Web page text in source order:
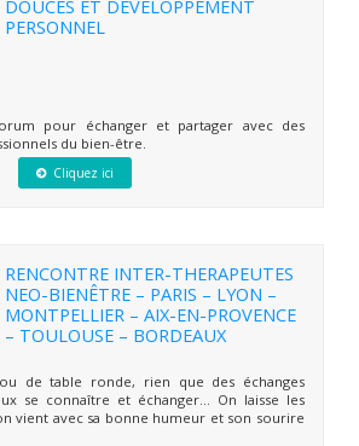
DOUCES ET DÉVELOPPEMENT
PERSONNEL
pour échanger et partager avec des
du bien-être.
Cliquez ici
RENCONTRE INTER-THERAPEUTES
NEO-BIENÊTRE – PARIS – LYON –
MONTPELLIER – AIX-EN-PROVENCE
– TOULOUSE – BORDEAUX
de table ronde, rien que des échanges
se connaître et échanger… On laisse les
vient avec sa bonne humeur et son sourire